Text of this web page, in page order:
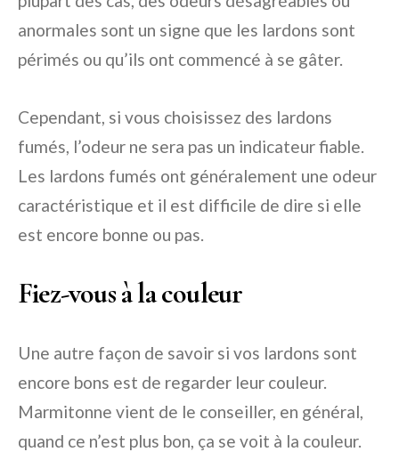
anormales sont un signe que les lardons sont
périmés ou qu’ils ont commencé à se gâter.
Cependant, si vous choisissez des lardons
fumés, l’odeur ne sera pas un indicateur fiable.
Les lardons fumés ont généralement une odeur
caractéristique et il est difficile de dire si elle
est encore bonne ou pas.
Fiez-vous à la couleur
Une autre façon de savoir si vos lardons sont
encore bons est de regarder leur couleur.
Marmitonne vient de le conseiller, en général,
quand ce n’est plus bon, ça se voit à la couleur.